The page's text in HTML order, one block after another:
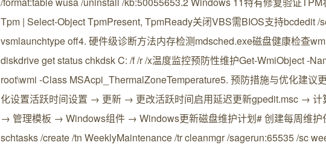
Tpm | Select-Object TpmPresent, TpmReady关闭VBS需BIOS支持bcdedit /
vsmlaunchtype off4. 硬件级诊断方法内存检测mdsched.exe磁盘健康检查
diskdrive get status chkdsk C: /f /r /x温度监控预防性维护Get-WmiObject -
root\wmi -Class MSAcpi_ThermalZoneTemperature5. 预防措施与优化建议
化设置活跃时间设置 → 更新 → 更改活跃时间启用延迟更新gpedit.msc → 计
→ 管理模板 → Windows组件 → Windows更新磁盘维护计划# 创建每周维护
schtasks /create /tn WeeklyMaintenance /tr cleanmgr /sagerun:65535 /sc